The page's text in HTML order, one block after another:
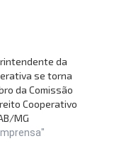
da
se torna
da Comissão
Cooperativo
MG